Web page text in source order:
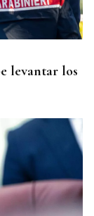
levantar los